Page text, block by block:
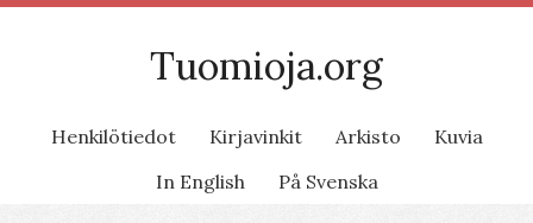
Tuomioja.org
Henkilötiedot Kirjavinkit Arkisto
Kuvia
In English
På Svenska